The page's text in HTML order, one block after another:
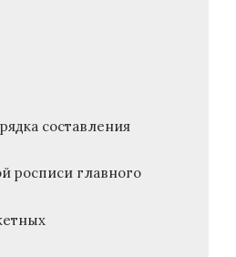
составления
росписи главного